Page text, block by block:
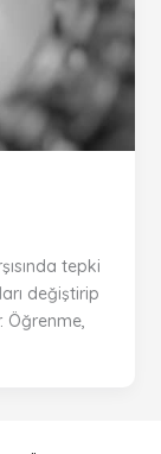
tepki
değiştirip
Öğrenme,